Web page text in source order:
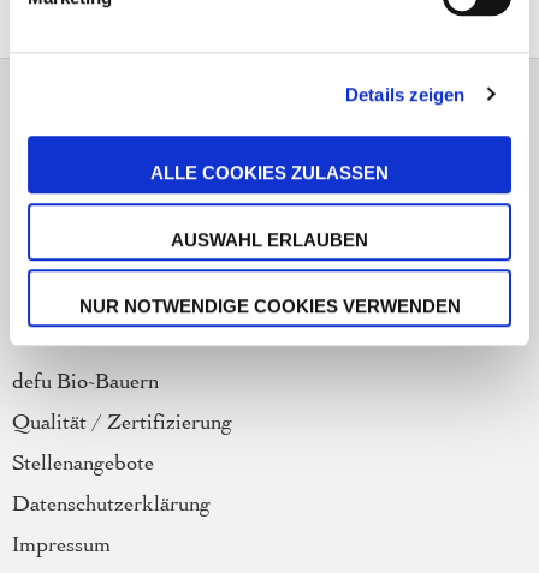
Details zeigen
ALLE COOKIES ZULASSEN
AUSWAHL ERLAUBEN
NUR NOTWENDIGE COOKIES VERWENDEN
+49 (0) 6257 9340-15
Mo. - Fr. 9:00-13:00 Uhr
Über uns
defu Bio-Bauern
Qualität / Zertifizierung
Stellenangebote
Datenschutzerklärung
Impressum